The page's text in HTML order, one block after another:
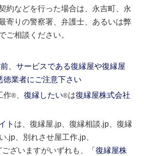
約などを行った場合は、永吉町、永
寄りの警察署、弁護士、あるいは弊
ご相談ください。
、サービスである復縁屋や復縁屋
徳業者にご注意下さい
作® 、復縁したい®は復縁屋株式会社
ト は、復縁屋.jp、復縁相談.jp、復縁
.jp、別れさせ屋工作.jp、
ざいますがいずれも、「復縁屋株